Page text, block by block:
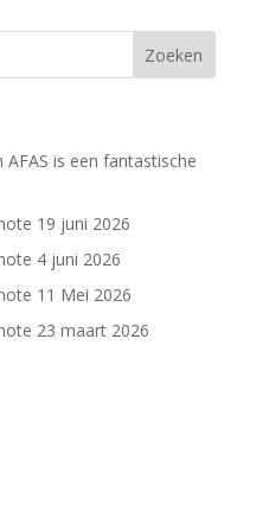
is een fantastische
19 juni 2026
4 juni 2026
11 Mei 2026
23 maart 2026